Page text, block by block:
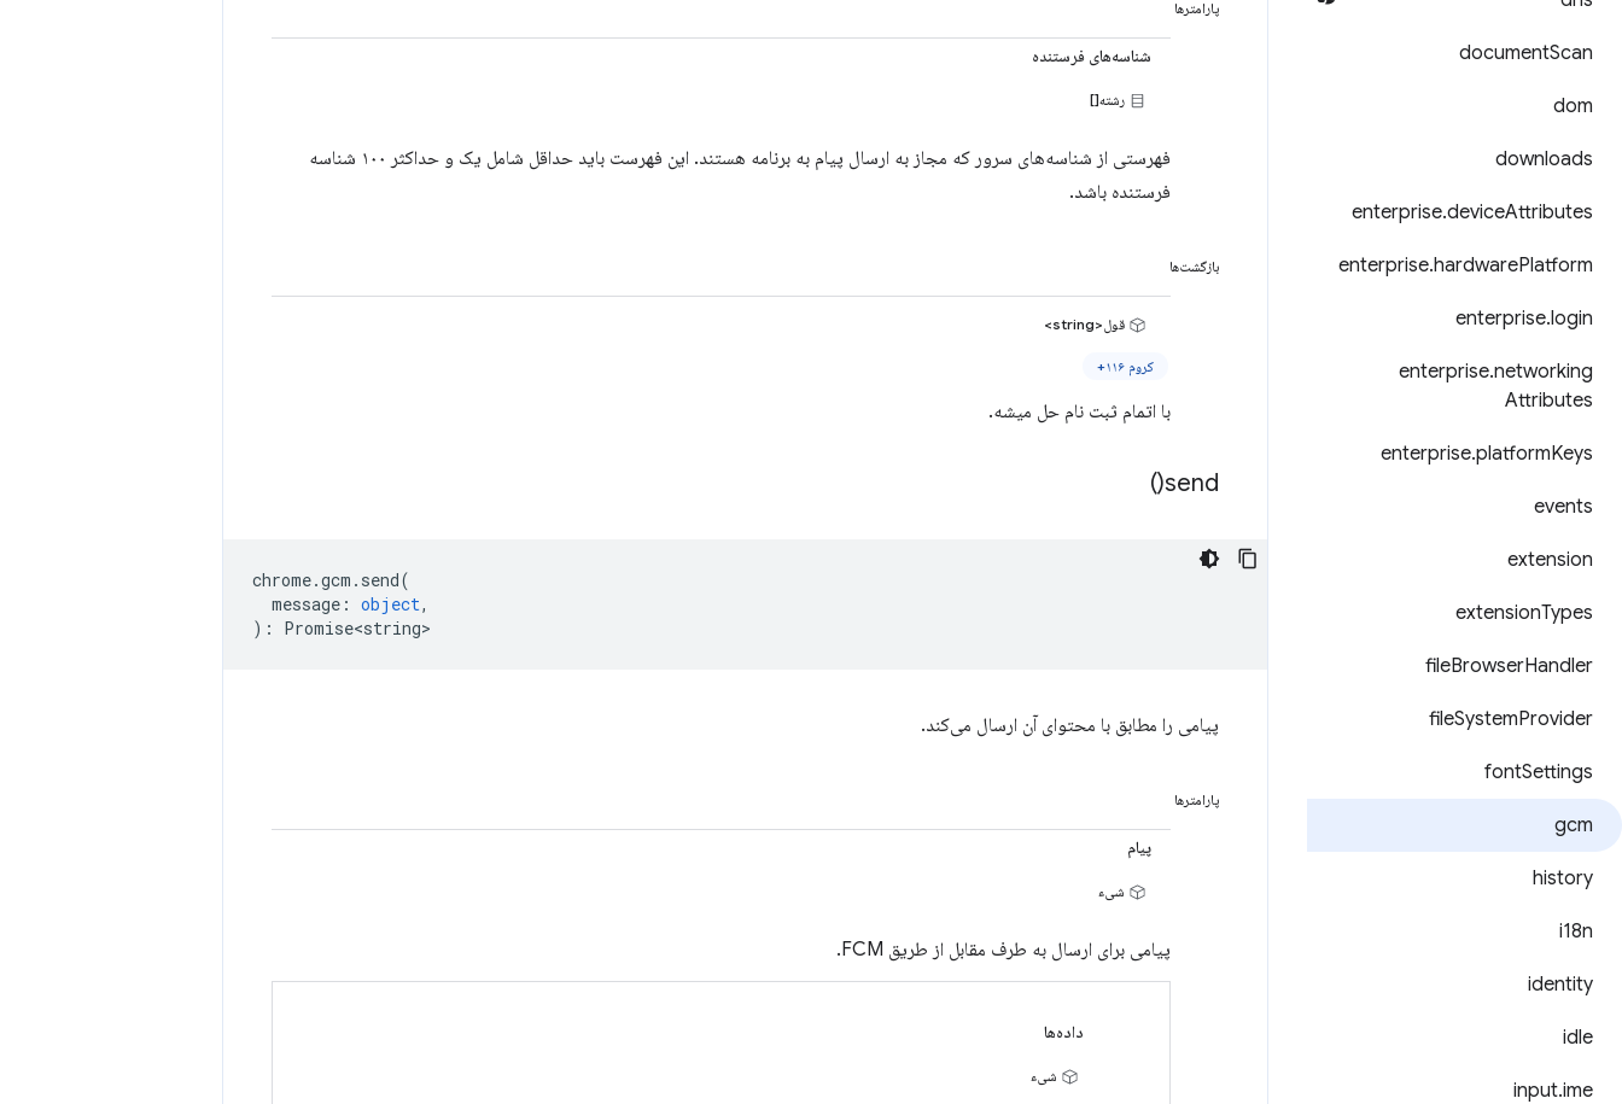
documentScan
dom
downloads
enterprise.deviceAttributes
enterprise.hardwarePlatform
enterprise.login
enterprise.networking
Attributes
enterprise.platformKeys
events
extension
extensionTypes
fileBrowserHandler
fileSystemProvider
fontSettings
gcm
history
i18n
identity
idle
input.ime
پارامترها
شناسه‌های فرستنده
رشته[]
فهرستی از شناسه‌های سرور که مجاز به ارسال پیام به برنامه هستند. این فهرست باید حداقل شامل یک و حداکثر ۱۰۰ شناسه
فرستنده باشد.
بازگشت‌ها
قول<string>
کروم ۱۱۶+
با اتمام ثبت نام حل میشه.
send(
)
chrome.gcm . send(
message : object,
) : Promise<string>
پیامی را مطابق با محتوای آن ارسال می‌کند.
پارامترها
پیام
شیء
پیامی برای ارسال به طرف مقابل از طریق FCM.
داده‌ها
شیء